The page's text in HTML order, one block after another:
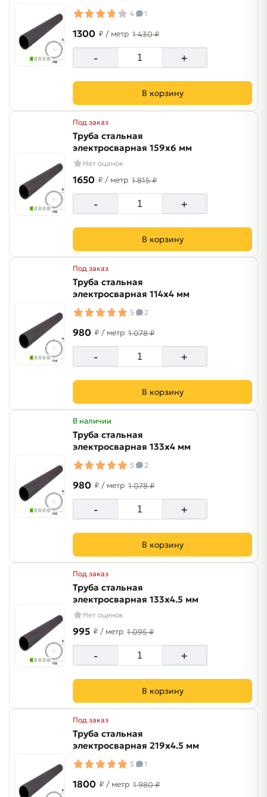
4 1
1300 ₽ / метр 1 430 ₽
- +
В корзину
Под заказ
Труба стальная
электросварная 159х6 мм
Нет оценок
1650 ₽ / метр 1 815 ₽
- +
В корзину
Под заказ
Труба стальная
электросварная 114х4 мм
5 2
980 ₽ / метр 1 078 ₽
- +
В корзину
В наличии
Труба стальная
электросварная 133х4 мм
5 2
980 ₽ / метр 1 078 ₽
- +
В корзину
Под заказ
Труба стальная
электросварная 133х4.5 мм
Нет оценок
995 ₽ / метр 1 095 ₽
- +
В корзину
Под заказ
Труба стальная
электросварная 219х4.5 мм
5 1
1800 ₽ / метр 1 980 ₽